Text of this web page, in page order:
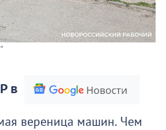
в
вереница машин. Чем